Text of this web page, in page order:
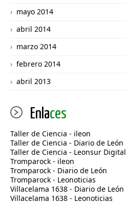
mayo 2014
abril 2014
marzo 2014
febrero 2014
abril 2013
Enlaces
Taller de Ciencia - ileon
Taller de Ciencia - Diario de León
Taller de Ciencia - Leonsur Digital
Tromparock - ileon
Tromparock - Diario de León
Tromparock - Leonoticias
Villacelama 1638 - Diario de León
Villacelama 1638 - Leonoticias